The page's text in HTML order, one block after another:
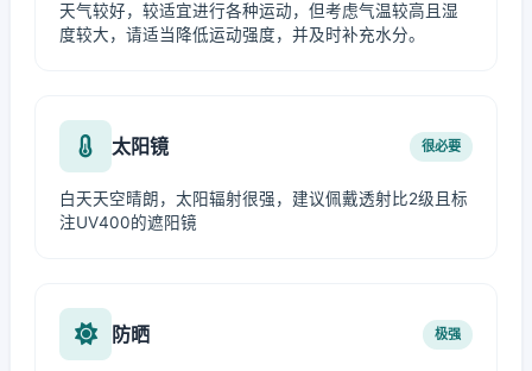
天气较好，较适宜进行各种运动，但考虑气温较高且湿
度较大，请适当降低运动强度，并及时补充水分。
太阳镜 很必要
白天天空晴朗，太阳辐射很强，建议佩戴透射比2级且标
注UV400的遮阳镜
防晒 极强